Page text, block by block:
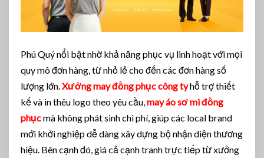
Phú Quý nổi bật nhờ khả năng phục vụ linh hoạt với mọi
quy mô đơn hàng, từ nhỏ lẻ cho đến các đơn hàng số
lượng lớn.Xưởng may đồng phục công tyhỗ trợ thiết
kế và in thêu logo theo yêu cầu,may áo sơ mi đồng
phụcmà không phát sinh chi phí, giúp các local brand
mới khởi nghiệp dễ dàng xây dựng bộ nhận diện thương
hiệu. Bên cạnh đó, giá cả cạnh tranh trực tiếp từ xưởng